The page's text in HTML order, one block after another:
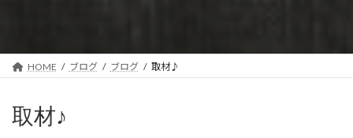
HOME ブログ ブログ 取材♪
取材♪